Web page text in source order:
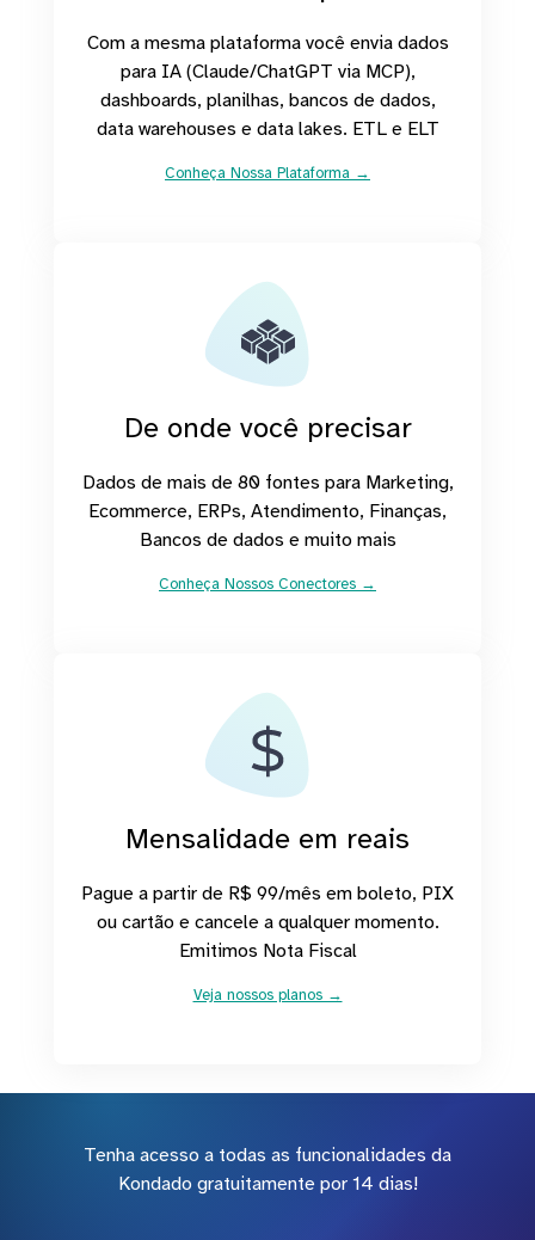
Com a mesma plataforma você envia dados
para IA (Claude/ChatGPT via MCP),
dashboards, planilhas, bancos de dados,
data warehouses e data lakes. ETL e ELT
Conheça Nossa Plataforma →
De onde você precisar
Dados de mais de 80 fontes para Marketing,
Ecommerce, ERPs, Atendimento, Finanças,
Bancos de dados e muito mais
Conheça Nossos Conectores →
Mensalidade em reais
Pague a partir de R$ 99/mês em boleto, PIX
ou cartão e cancele a qualquer momento.
Emitimos Nota Fiscal
Veja nossos planos →
Tenha acesso a todas as funcionalidades da
Kondado gratuitamente por 14 dias!